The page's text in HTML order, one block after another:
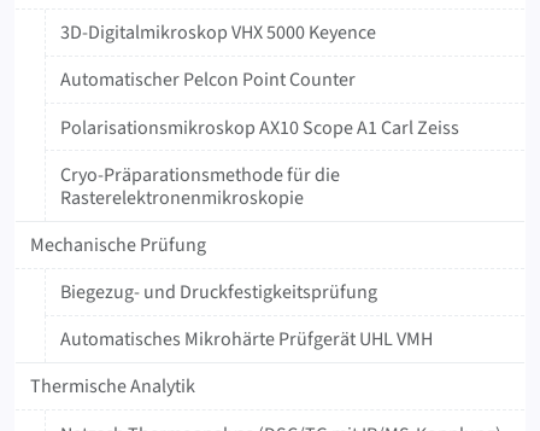
3D-Digitalmikroskop VHX 5000 Keyence
Automatischer Pelcon Point Counter
Polarisationsmikroskop AX10 Scope A1 Carl Zeiss
Cryo-Präparationsmethode für die
Rasterelektronenmikroskopie
Mechanische Prüfung
Biegezug- und Druckfestigkeitsprüfung
Automatisches Mikrohärte Prüfgerät UHL VMH
Thermische Analytik